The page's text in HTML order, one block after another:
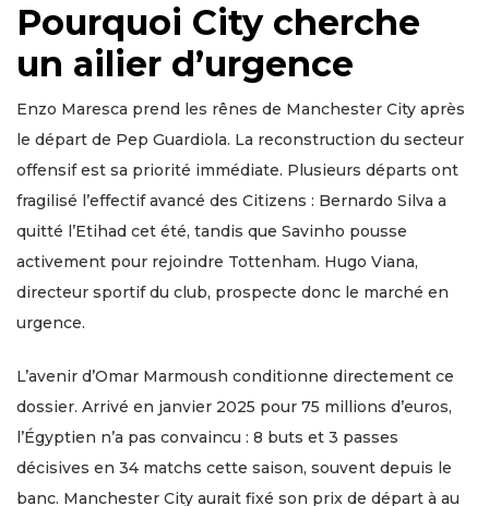
Pourquoi City cherche
un ailier d’urgence
Enzo Maresca prend les rênes de Manchester City après
le départ de Pep Guardiola. La reconstruction du secteur
offensif est sa priorité immédiate. Plusieurs départs ont
fragilisé l’effectif avancé des Citizens : Bernardo Silva a
quitté l’Etihad cet été, tandis que Savinho pousse
activement pour rejoindre Tottenham. Hugo Viana,
directeur sportif du club, prospecte donc le marché en
urgence.
L’avenir d’Omar Marmoush conditionne directement ce
dossier. Arrivé en janvier 2025 pour 75 millions d’euros,
l’Égyptien n’a pas convaincu : 8 buts et 3 passes
décisives en 34 matchs cette saison, souvent depuis le
banc. Manchester City aurait fixé son prix de départ à au